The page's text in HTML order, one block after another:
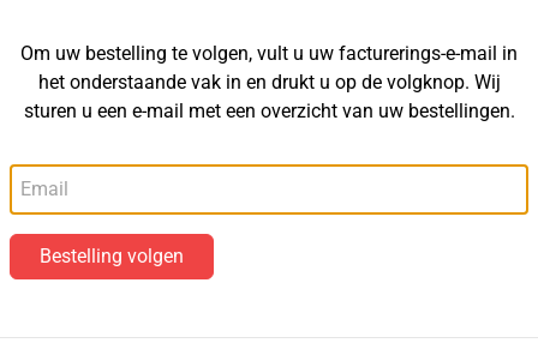
Om uw bestelling te volgen, vult u uw facturerings-e-mail in
het onderstaande vak in en drukt u op de volgknop. Wij
sturen u een e-mail met een overzicht van uw bestellingen.
Bestelling volgen